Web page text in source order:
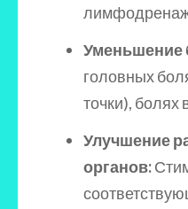
Уменьшение
головных
точки), болях
Улучшение
органов: